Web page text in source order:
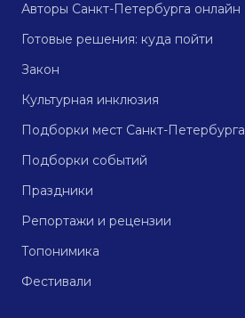
Авторы Санкт-Петербурга онлайн
Готовые решения: куда пойти
Закон
Культурная инклюзия
Подборки мест Санкт-Петербурга
Подборки событий
Праздники
Репортажи и рецензии
Топонимика
Фестивали